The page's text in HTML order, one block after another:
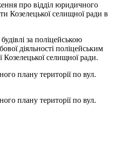
про відділ юридичного
Козелецької селищної ради в
за поліцейською
діяльності поліцейським
Козелецької селищної ради.
плану території по вул.
плану території по вул.